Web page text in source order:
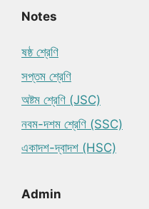
Notes
ষষ্ঠ শ্রেণি
সপ্তম শ্রেণি
অষ্টম শ্রেণি (JSC)
নবম-দশম শ্রেণি (SSC)
একাদশ-দ্বাদশ (HSC)
Admin